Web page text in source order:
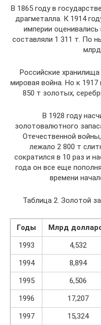
В 1865 году в
драгметалла. К 1914
империи
составляли 1 311 т. По
Российские
мировая война. Но к 1917
850 т золотых,
В 1928 году
золотовалютного
Отечественной
лежало 2 800 т
сократился в 10 раз и
года он все еще
времени
Таблица 2. Золотой
Годы Млрд
1993
4,532
1994
8,894
1995
6,506
1996
17,207
1997
15,324